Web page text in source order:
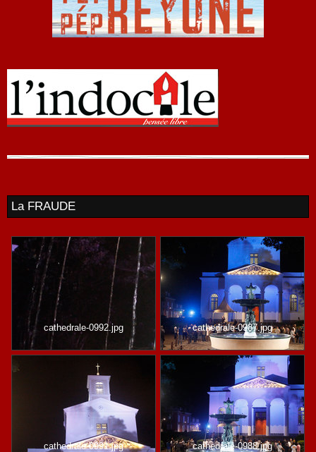
La FRAUDE
cathedrale-0992.jpg cathedrale-0987.jpg
cathedrale-0991.jpg cathedrale-0988.jpg